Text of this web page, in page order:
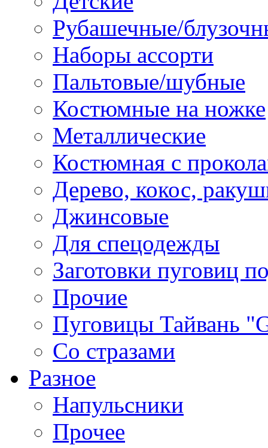
Рубашечные/
Наборы ассорти
Пальтовые/шубные
Костюмные на ножке
Металлические
Костюмная с
Дерево, кокос,
Джинсовые
Для спецодежды
Заготовки пуговиц
Прочие
Пуговицы Тайвань
Со стразами
Разное
Напульсники
Прочее